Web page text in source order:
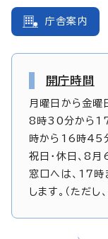
庁舎案内
開庁時間
月曜日から金曜
8時30分から17
時から16時45
祝日・休日、8
窓口へは、17時
します。（ただ